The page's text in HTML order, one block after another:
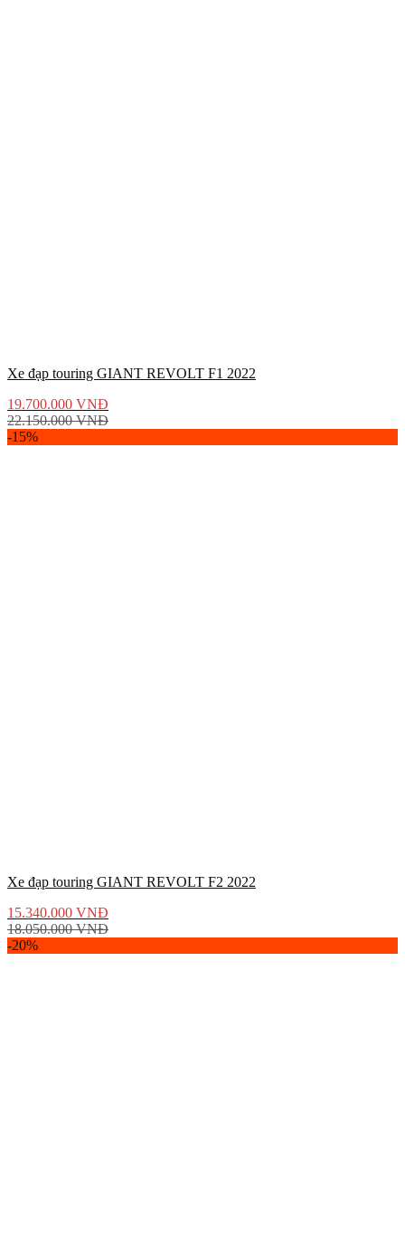
Xe đạp touring GIANT REVOLT F1 2022
19.700.000 VNĐ
22.150.000VNĐ
-15%
Xe đạp touring GIANT REVOLT F2 2022
15.340.000 VNĐ
18.050.000VNĐ
-20%